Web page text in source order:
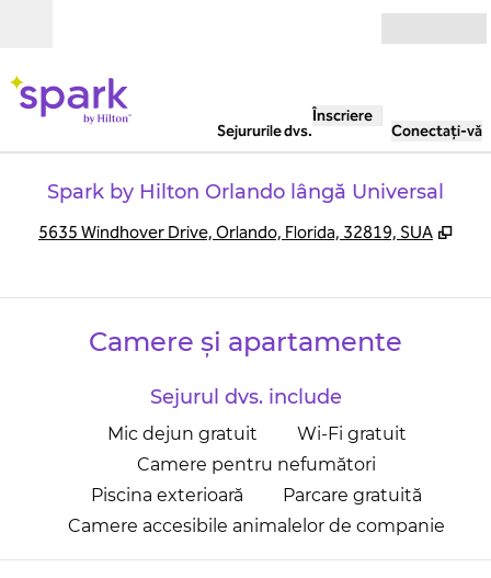
Sejururile dvs.
Înscriere
Conectați-vă
Spark by Hilton Orlando lângă Universal
5635 Windhover Drive, Orlando, Florida, 32819, SUA ,
Camere și apartamente
Sejurul dvs. include
Mic dejun gratuit
Wi-Fi gratuit
Camere pentru nefumători
Piscina exterioară
Parcare gratuită
Camere accesibile animalelor de companie